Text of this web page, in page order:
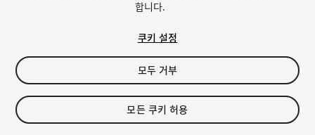
$9.99
세금/부가세는 결제 시 반영됩니다.
합니다.
쿠키 설정
모두 거부
모든 쿠키 허용